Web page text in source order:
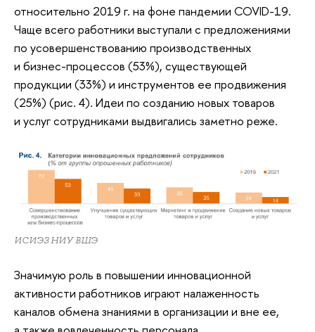
относительно 2019 г. на фоне пандемии COVID-19.
Чаще всего работники выступали с предложениями
по усовершенствованию производственных
и бизнес-процессов (53%), существующей
продукции (33%) и инструментов ее продвижения
(25%) (рис. 4). Идеи по созданию новых товаров
и услуг сотрудниками выдвигались заметно реже.
ИСИЭЗ НИУ ВШЭ
Значимую роль в повышении инновационной
активности работников играют налаженность
каналов обмена знаниями в организации и вне ее,